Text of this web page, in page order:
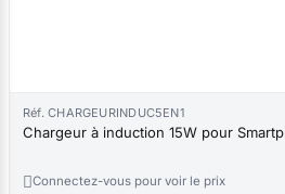
Réf. CHARGEURINDUC5EN1
Chargeur à induction 15W pour
Connectez-vous pour voir le prix